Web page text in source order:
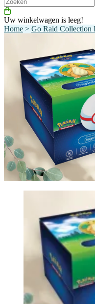
Uw winkelwagen is leeg!
Home > Go Raid Collection